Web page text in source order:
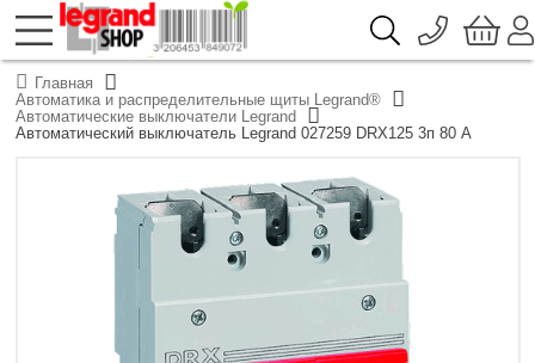
О компании
Доставка
Каталоги продукции Legrand
Гарантия
096 776-72-46
044 390-66-40
093 332-67-53
Главная
Автоматика и распределительные щиты Legrand®
Автоматические выключатели Legrand
Автоматический выключатель Legrand 027259 DRX125 3п 80 А